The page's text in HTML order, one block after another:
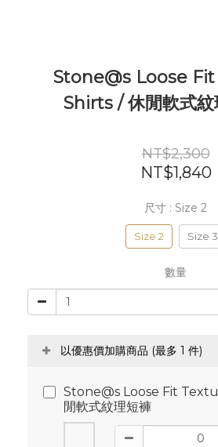
Stone@s Loose
Shirts / 休閒軟式紋
NT$2,300
NT$1,840
尺寸 : Size 2
Size 2 Size 3
數量
以優惠價加購商品 (最多 1 件)
Stone@s Loose Fit
閒軟式紋理短褲